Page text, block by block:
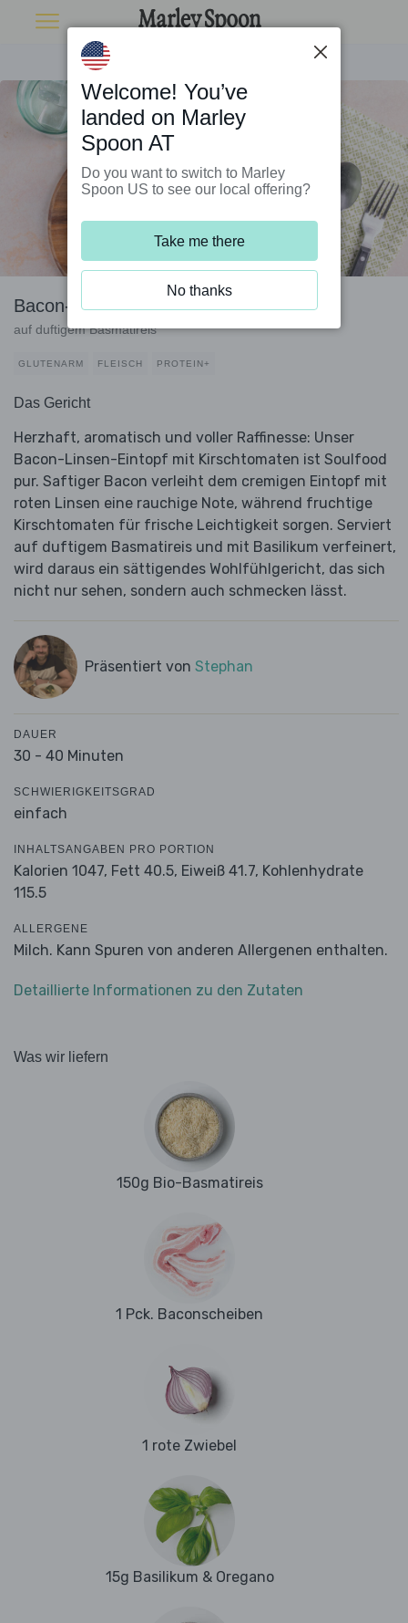
Bacon-Linsen-Eintopf mit Kirschtomaten
auf duftigem Basmatireis
GLUTENARM FLEISCH PROTEIN+
Das Gericht
Herzhaft, aromatisch und voller Raffinesse: Unser
Bacon-Linsen-Eintopf mit Kirschtomaten ist Soulfood
pur. Saftiger Bacon verleiht dem cremigen Eintopf mit
roten Linsen eine rauchige Note, während fruchtige
Kirschtomaten für frische Leichtigkeit sorgen. Serviert
auf duftigem Basmatireis und mit Basilikum verfeinert,
wird daraus ein sättigendes Wohlfühlgericht, das sich
nicht nur sehen, sondern auch schmecken lässt.
Präsentiert von Stephan
DAUER
30 - 40 Minuten
SCHWIERIGKEITSGRAD
einfach
INHALTSANGABEN PRO PORTION
Kalorien 1047, Fett 40.5, Eiweiß 41.7, Kohlenhydrate
115.5
ALLERGENE
Milch. Kann Spuren von anderen Allergenen enthalten.
Detaillierte Informationen zu den Zutaten
Was wir liefern
150g Bio-Basmatireis
1 Pck. Baconscheiben
1 rote Zwiebel
15g Basilikum & Oregano
Welcome! You’ve
landed on Marley
Spoon AT
Do you want to switch to Marley
Spoon US to see our local offering?
Take me there
No thanks